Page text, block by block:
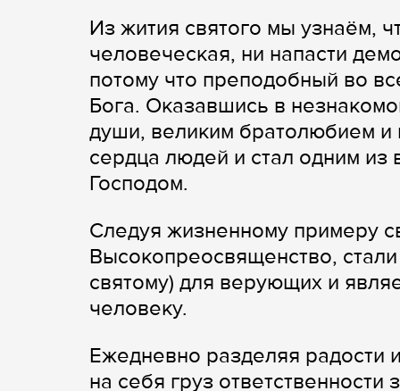
Из жития святого мы узнаём,
человеческая, ни напасти
потому что преподобный во
Бога. Оказавшись в
души, великим братолюбием
сердца людей и стал одним
Господом.
Следуя жизненному примеру
Высокопреосвященство,
святому) для верующих и
человеку.
Ежедневно разделяя радости
на себя груз